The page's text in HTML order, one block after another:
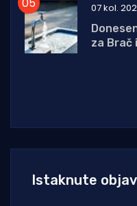
07 kol.
za Brač
Istaknute